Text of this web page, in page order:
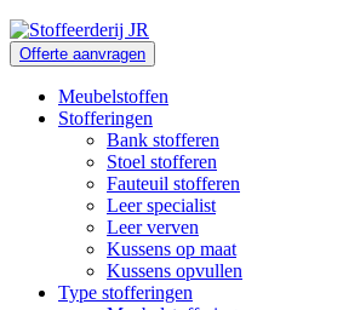
Offerte aanvragen
Meubelstoffen
Stofferingen
Bank stofferen
Stoel stofferen
Fauteuil stofferen
Leer specialist
Leer verven
Kussens op maat
Kussens opvullen
Type stofferingen